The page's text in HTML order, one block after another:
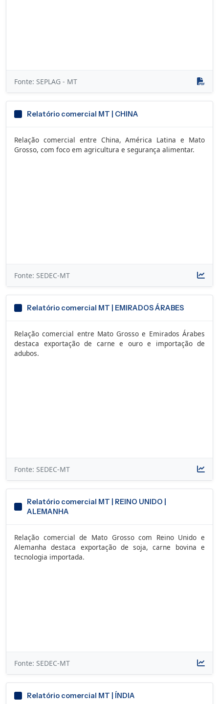
Fonte: SEPLAG - MT
Relatório comercial MT | CHINA
Relação comercial entre China, América Latina e Mato
Grosso, com foco em agricultura e segurança alimentar.
Fonte: SEDEC-MT
Relatório comercial MT | EMIRADOS ÁRABES
Relação comercial entre Mato Grosso e Emirados Árabes
destaca exportação de carne e ouro e importação de
adubos.
Fonte: SEDEC-MT
Relatório comercial MT | REINO UNIDO |
ALEMANHA
Relação comercial de Mato Grosso com Reino Unido e
Alemanha destaca exportação de soja, carne bovina e
tecnologia importada.
Fonte: SEDEC-MT
Relatório comercial MT | ÍNDIA